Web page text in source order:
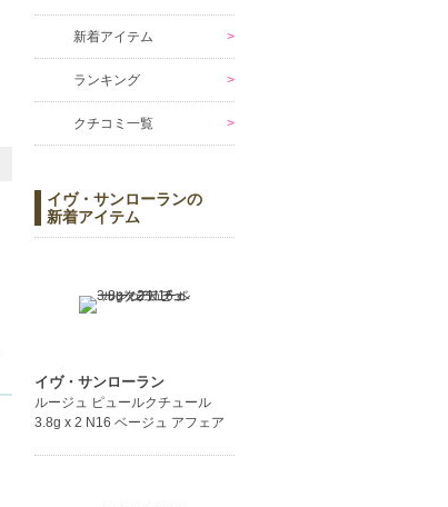
新着アイテム
ランキング
クチコミ一覧
イヴ・サンローランの
新着アイテム
イヴ・サンローラン
ルージュ ピュールクチュール
3.8g x 2 N16 ベージュ アフェア